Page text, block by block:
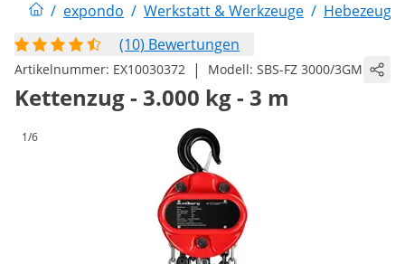
/ expondo / Werkstatt & Werkzeuge / Hebezeuge
(10) Bewertungen
Artikelnummer: EX10030372 | Modell: SBS-FZ 3000/3GM
Kettenzug - 3.000 kg - 3 m
1/6